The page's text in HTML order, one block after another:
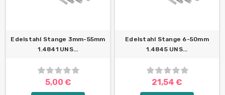
Edelstahl Stange 3mm-55mm
1.4841 UNS...
5,00 €
Edelstahl Stange 6-50mm
1.4845 UNS...
21,54 €